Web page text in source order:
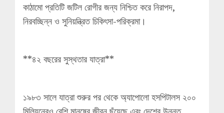
কাঠামো প্রতিটি জটিল রোগীর জন্য নিশ্চিত করে নিরাপদ,
নিরবচ্ছিন্ন ও সুনিয়ন্ত্রিত চিকিৎসা-পরিক্রমা।
**৪২ বছরের সুস্থতার যাত্রা**
১৯৮৩ সালে যাত্রা শুরুর পর থেকে অ্যাপোলো হসপিটালস ২০০